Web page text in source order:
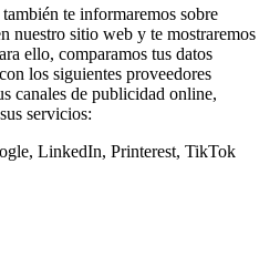
te informaremos sobre
nuestro sitio web y te mostraremos
ello, comparamos tus datos
los siguientes proveedores
canales de publicidad online,
servicios:
LinkedIn, Printerest, TikTok